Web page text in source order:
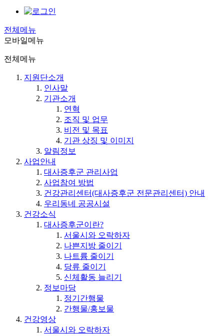
전체메뉴
모바일메뉴
전체메뉴
지원단소개
인사말
기관소개
연혁
조직 및 업무
비전 및 목표
기관 상징 및 이미지
알림정보
사업안내
대사증후군 관리사업
사업참여 방법
건강관리센터(대사증후군 전문관리센터) 안내
우리동네 공공시설
건강소식
대사증후군이란?
서울시와 오락하자
나쁜지방 줄이기
나트륨 줄이기
당류 줄이기
신체활동 늘리기
정보마당
정기간행물
간행물/홍보물
건강영상
서울시와 오락하자